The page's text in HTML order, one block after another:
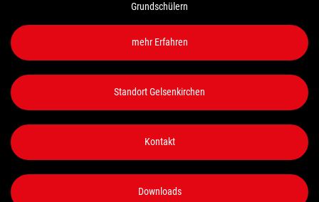
Grundschülern
mehr Erfahren
Standort Gelsenkirchen
Kontakt
Downloads